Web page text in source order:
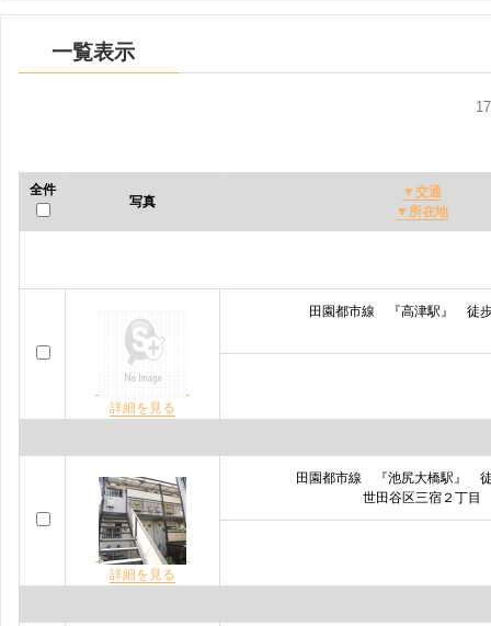
一覧表示
全件
写真
▼交通
▼所在地
詳細を見る
田園都市線 『高津駅』 徒
詳細を見る
田園都市線 『池尻大橋駅』
世田谷区三宿２丁目